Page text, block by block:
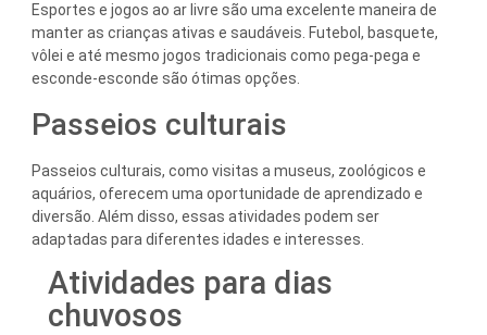
Esportes e jogos ao ar livre são uma excelente maneira de
manter as crianças ativas e saudáveis. Futebol, basquete,
vôlei e até mesmo jogos tradicionais como pega-pega e
esconde-esconde são ótimas opções.
Passeios culturais
Passeios culturais, como visitas a museus, zoológicos e
aquários, oferecem uma oportunidade de aprendizado e
diversão. Além disso, essas atividades podem ser
adaptadas para diferentes idades e interesses.
Atividades para dias
chuvosos